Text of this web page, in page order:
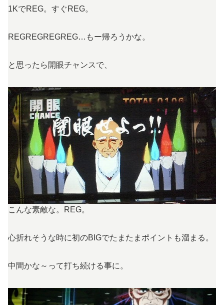
1KでREG。すぐREG。
REGREGREGREG…もー帰ろうかな。
と思ったら開眼チャンスで、
こんな素敵な。REG。
心折れそうな時に初のBIGでたまたまポイントも溜まる。
中間かな～って打ち続ける事に。